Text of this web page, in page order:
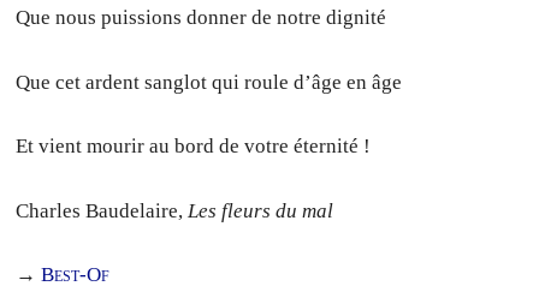
Que nous puissions donner de notre dignité
Que cet ardent sanglot qui roule d’âge en âge
Et vient mourir au bord de votre éternité !
Charles Baudelaire, Les fleurs du mal
→Best-Of